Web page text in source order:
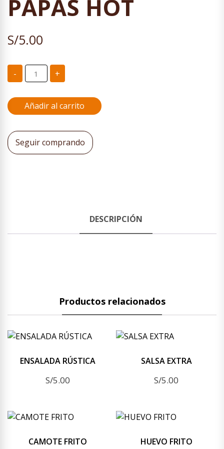
PAPAS HOT
S/5.00
- PAPAS
HOT
cantidad
+
Añadir al carrito
Seguir comprando
DESCRIPCIÓN
Productos relacionados
ENSALADA RÚSTICA
S/5.00
SALSA EXTRA
S/5.00
CAMOTE FRITO HUEVO FRITO